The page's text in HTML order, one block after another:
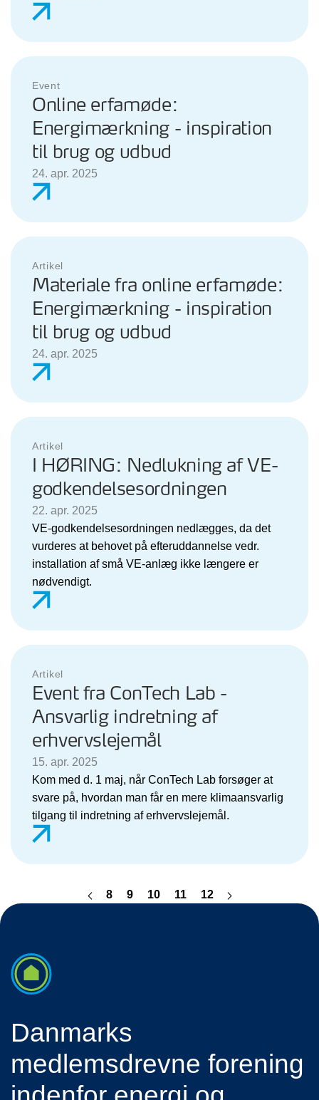
Event
Online erfamøde:
Energimærkning - inspiration
til brug og udbud
24. apr. 2025
Artikel
Materiale fra online erfamøde:
Energimærkning - inspiration
til brug og udbud
24. apr. 2025
Artikel
I HØRING: Nedlukning af VE-
godkendelsesordningen
22. apr. 2025
VE-godkendelsesordningen nedlægges, da det
vurderes at behovet på efteruddannelse vedr.
installation af små VE-anlæg ikke længere er
nødvendigt.
Artikel
Event fra ConTech Lab -
Ansvarlig indretning af
erhvervslejemål
15. apr. 2025
Kom med d. 1 maj, når ConTech Lab forsøger at
svare på, hvordan man får en mere klimaansvarlig
tilgang til indretning af erhvervslejemål.
8 9 10 11 12
Danmarks
medlemsdrevne forening